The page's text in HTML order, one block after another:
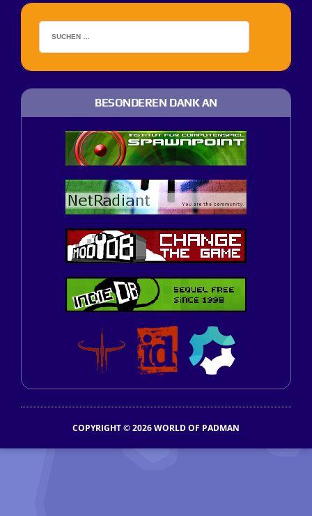
BESONDEREN DANK AN
COPYRIGHT © 2026 WORLD OF PADMAN